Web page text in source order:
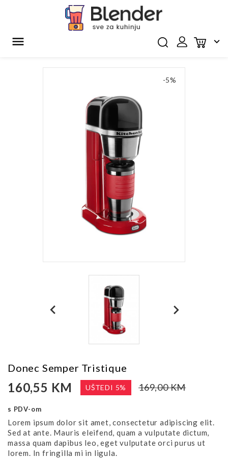
 
-5%
Donec Semper Tristique
160,55 KM UŠTEDI 5% 169,00 KM
s PDV-om
Lorem ipsum dolor sit amet, consectetur adipiscing elit.
Sed at ante. Mauris eleifend, quam a vulputate dictum,
massa quam dapibus leo, eget vulputate orci purus ut
lorem. In fringilla mi in ligula.